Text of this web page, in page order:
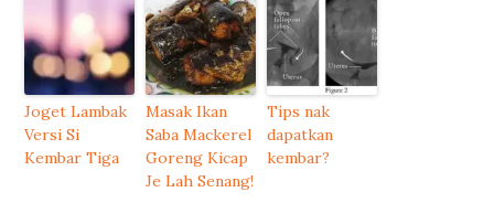
Joget Lambak
Versi Si
Kembar Tiga
Masak Ikan
Saba Mackerel
Goreng Kicap
Je Lah Senang!
Tips nak
dapatkan
kembar?